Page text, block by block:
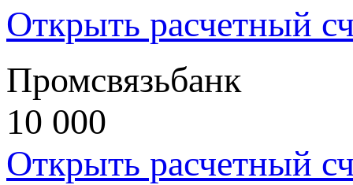
Открыть расчетный
Промсвязьбанк
10 000
Открыть расчетный